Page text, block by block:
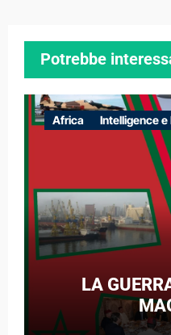
Potrebbe
Africa Intelligence e
LA